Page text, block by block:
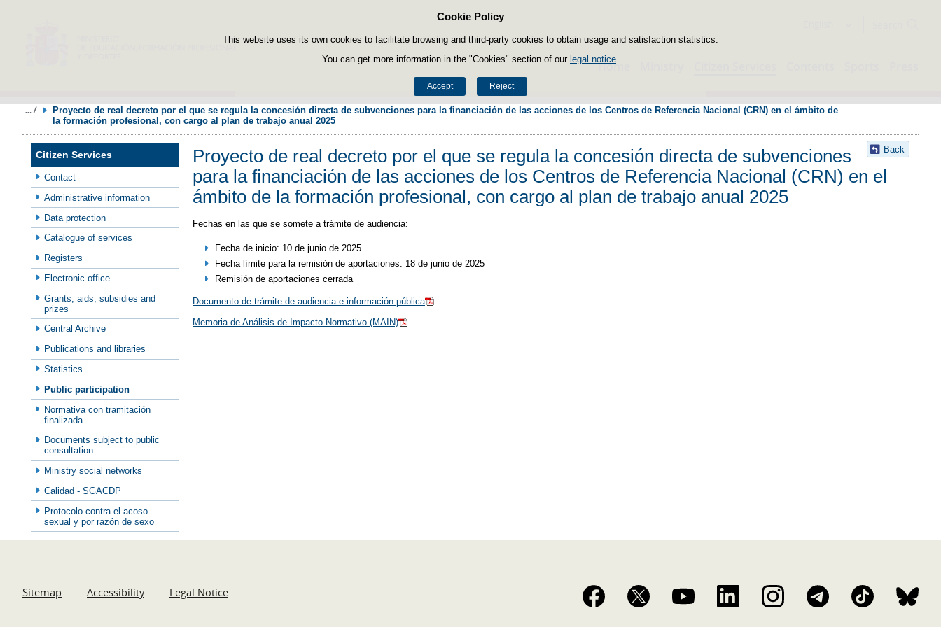
Cookie Policy
This website uses its own cookies to facilitate browsing and third-party cookies to obtain usage and satisfaction statistics.
You can get more information in the "Cookies" section of our legal notice
Accept Reject
Skip to content
Home
Proyecto de real decreto por el que se regula la concesión directa de subvenciones para la financiación de las acciones de los Centros de Referencia Nacional (CRN) en el ámbito de
la formación profesional, con cargo al plan de trabajo anual 2025
Citizen Services
Contact
Administrative information
Data protection
Catalogue of services
Registers
Electronic office
Grants, aids, subsidies and
prizes
Central Archive
Publications and libraries
Statistics
Public participation
Normativa con tramitación
finalizada
Documents subject to public
consultation
Ministry social networks
Calidad - SGACDP
Protocolo contra el acoso
sexual y por razón de sexo
Back
Proyecto de real decreto por el que se regula la concesión directa de subvenciones
para la financiación de las acciones de los Centros de Referencia Nacional (CRN) en el
ámbito de la formación profesional, con cargo al plan de trabajo anual 2025
Fechas en las que se somete a trámite de audiencia:
Fecha de inicio: 10 de junio de 2025
Fecha límite para la remisión de aportaciones: 18 de junio de 2025
Remisión de aportaciones cerrada
Documento de trámite de audiencia e información pública
Memoria de Análisis de Impacto Normativo (MAIN)
Sitemap Accessibility Legal Notice